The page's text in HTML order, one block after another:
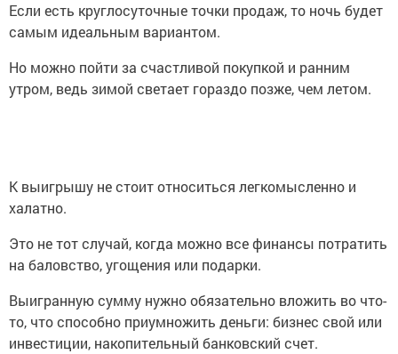
Если есть круглосуточные точки продаж, то ночь будет
самым идеальным вариантом.
Но можно пойти за счастливой покупкой и ранним
утром, ведь зимой светает гораздо позже, чем летом.
К выигрышу не стоит относиться легкомысленно и
халатно.
Это не тот случай, когда можно все финансы потратить
на баловство, угощения или подарки.
Выигранную сумму нужно обязательно вложить во что-
то, что способно приумножить деньги: бизнес свой или
инвестиции, накопительный банковский счет.